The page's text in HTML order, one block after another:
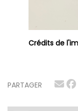
PARTAGER
Crédits de